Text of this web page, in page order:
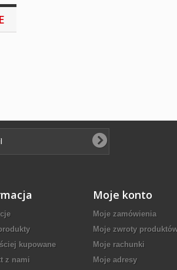
kupowane
z nami
Moje konto
Moje zamówienia
Moje zwroty
Moje rachunki
Moje adresy